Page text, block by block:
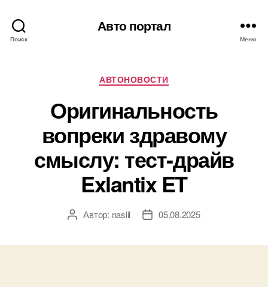
Поиск
Авто портал
Меню
Рубрики
АВТОНОВОСТИ
Оригинальность
вопреки здравому
смыслу: тест-драйв
Exlantix ET
АвторАвтор: naslil
Дата05.08.2025